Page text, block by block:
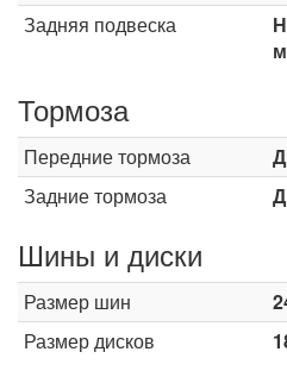
Задняя подвеска
Тормоза
Передние тормоза
Задние тормоза
Шины и диски
Размер шин
Размер дисков